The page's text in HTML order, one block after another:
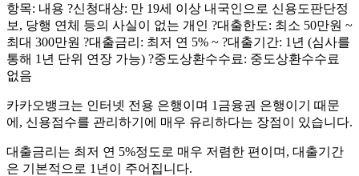
항목: 내용 ?신청대상: 만 19세 이상 내국인으로 신용도판단정
보, 당행 연체 등의 사실이 없는 개인 ?대출한도: 최소 50만원 ~
최대 300만원 ?대출금리: 최저 연 5% ~ ?대출기간: 1년 (심사를
통해 1년 단위 연장 가능) ?중도상환수수료: 중도상환수수료
없음
카카오뱅크는 인터넷 전용 은행이며 1금융권 은행이기 때문
에, 신용점수를 관리하기에 매우 유리하다는 장점이 있습니다.
대출금리는 최저 연 5%정도로 매우 저렴한 편이며, 대출기간
은 기본적으로 1년이 주어집니다.